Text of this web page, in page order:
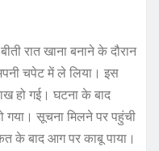
रात खाना बनाने के दौरान
चपेट में ले लिया। इस
हो गई। घटना के बाद
गया। सूचना मिलने पर पहुंची
के बाद आग पर काबू पाया।